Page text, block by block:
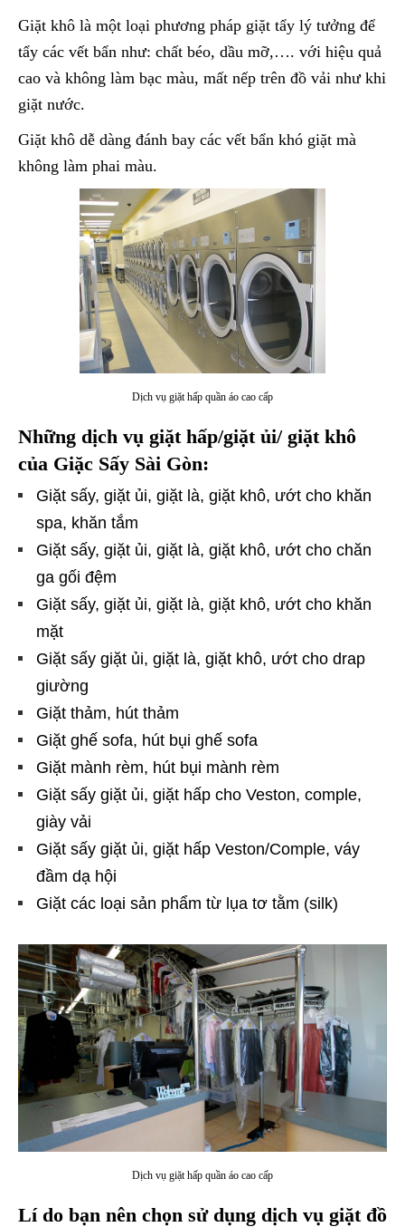
Giặt khô là một loại phương pháp giặt tẩy lý tưởng để
tẩy các vết bẩn như: chất béo, dầu mỡ,…. với hiệu quả
cao và không làm bạc màu, mất nếp trên đồ vải như khi
giặt nước.
Giặt khô dễ dàng đánh bay các vết bẩn khó giặt mà
không làm phai màu.
Dịch vụ giặt hấp quần áo cao cấp
Những dịch vụ giặt hấp/giặt ủi/ giặt khô
của Giặc Sấy Sài Gòn:
Giặt sấy, giặt ủi, giặt là, giặt khô, ướt cho khăn
spa, khăn tắm
Giặt sấy, giặt ủi, giặt là, giặt khô, ướt cho chăn
ga gối đệm
Giặt sấy, giặt ủi, giặt là, giặt khô, ướt cho khăn
mặt
Giặt sấy giặt ủi, giặt là, giặt khô, ướt cho drap
giường
Giặt thảm, hút thảm
Giặt ghế sofa, hút bụi ghế sofa
Giặt mành rèm, hút bụi mành rèm
Giặt sấy giặt ủi, giặt hấp cho Veston, comple,
giày vải
Giặt sấy giặt ủi, giặt hấp Veston/Comple, váy
đầm dạ hội
Giặt các loại sản phẩm từ lụa tơ tằm (silk)
Dịch vụ giặt hấp quần áo cao cấp
Lí do bạn nên chọn sử dụng dịch vụ giặt đồ